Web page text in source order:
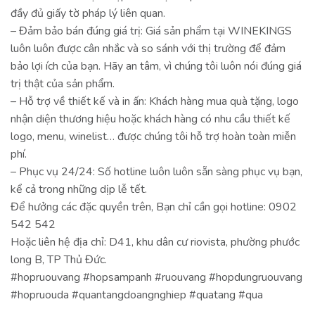
đầy đủ giấy tờ pháp lý liên quan.
– Đảm bảo bán đúng giá trị: Giá sản phẩm tại WINEKINGS
luôn luôn được cân nhắc và so sánh với thị trường để đảm
bảo lợi ích của bạn. Hãy an tâm, vì chúng tôi luôn nói đúng giá
trị thật của sản phẩm.
– Hỗ trợ về thiết kế và in ấn: Khách hàng mua quà tặng, logo
nhận diện thương hiệu hoặc khách hàng có nhu cầu thiết kế
logo, menu, winelist… được chúng tôi hỗ trợ hoàn toàn miễn
phí.
– Phục vụ 24/24: Số hotline luôn luôn sẵn sàng phục vụ bạn,
kể cả trong những dịp lễ tết.
Để hưởng các đặc quyền trên, Bạn chỉ cần gọi hotline: 0902
542 542
Hoặc liên hệ địa chỉ: D41, khu dân cư riovista, phường phước
long B, TP Thủ Đức.
#hopruouvang #hopsampanh #ruouvang #hopdungruouvang
#hopruouda #quantangdoangnghiep #quatang #qua